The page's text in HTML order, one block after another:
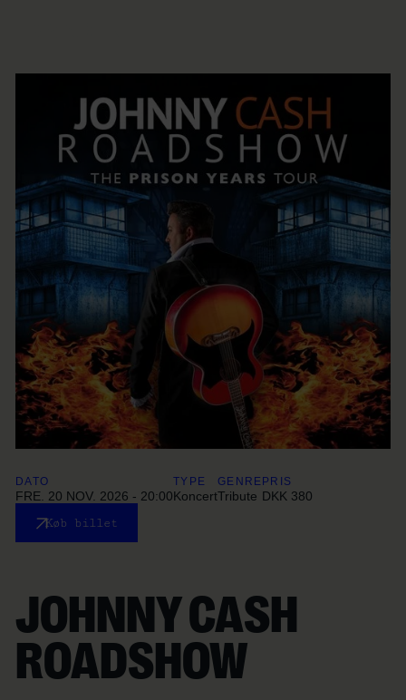
DATO
FRE. 20 NOV. 2026 - 20:00
TYPE
Koncert
GENRE
Tribute
PRIS
DKK 380
Køb billet
JOHNNY CASH
ROADSHOW